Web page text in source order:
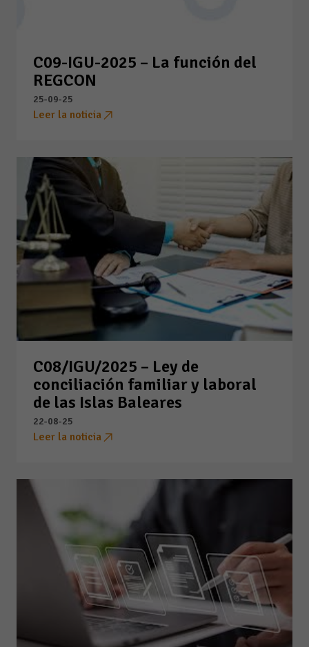
C09-IGU-2025 – La función del
REGCON
25-09-25
Leer la noticia
C08/IGU/2025 – Ley de
conciliación familiar y laboral
de las Islas Baleares
22-08-25
Leer la noticia